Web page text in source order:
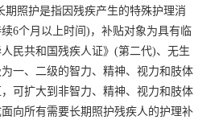
期照护是指因残疾产生的特殊护理消
6个月以上时间)，补贴对象为具有临
民共和国残疾人证》(第二代)、无生
一、二级的智力、精神、视力和肢体
可扩大到非智力、精神、视力和肢体
向所有需要长期照护残疾人的护理补